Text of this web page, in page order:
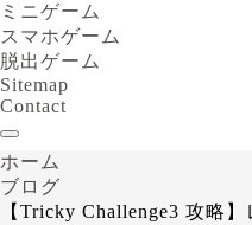
ミニゲーム
スマホゲーム
脱出ゲーム
Sitemap
Contact
ホーム
ブログ
【Tricky Challenge3 攻略